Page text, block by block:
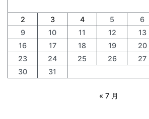
2
3 4 5 6
9
10 11 12 13
16
17 18 19 20
23
24 25 26 27
30
31
« 7 月